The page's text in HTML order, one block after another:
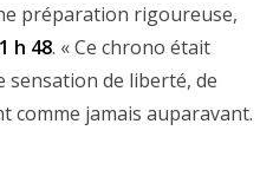
préparation rigoureuse,
1 h 48. « Ce chrono était
sensation de liberté, de
comme jamais auparavant.